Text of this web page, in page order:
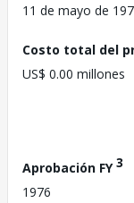
11 de mayo de
Costo total del
US$ 0.00 millones
Aprobación FY3
1976